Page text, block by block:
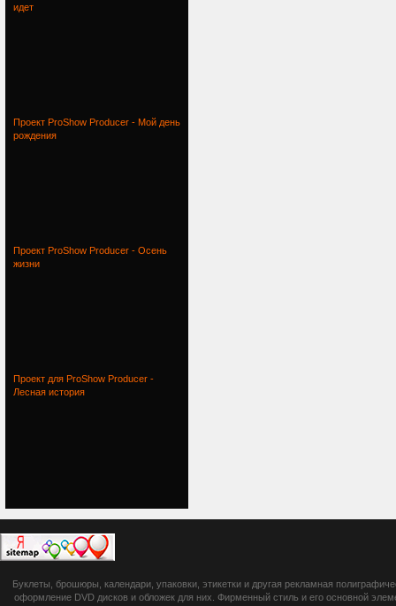
идет
Проект ProShow Producer - Мой день
рождения
Проект ProShow Producer - Осень
жизни
Проект для ProShow Producer -
Лесная история
botsetto.ru -
photoshop,
Буклеты, брошюры, календари, упаковки, этикетки и другая рекламная
оформление DVD дисков и обложек для них. Фирменный стиль и его основной